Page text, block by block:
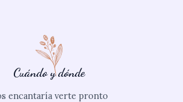
Cuándo y dónde
encantaría verte pronto